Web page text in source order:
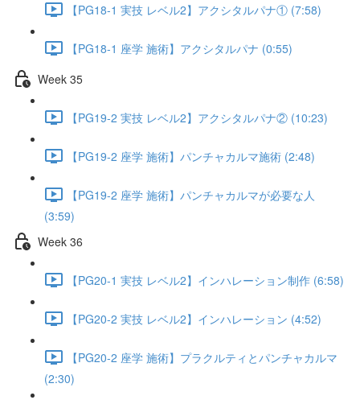
【PG18-1 実技 レベル2】アクシタルパナ① (7:58)
【PG18-1 座学 施術】アクシタルパナ (0:55)
Week 35
【PG19-2 実技 レベル2】アクシタルパナ② (10:23)
【PG19-2 座学 施術】パンチャカルマ施術 (2:48)
【PG19-2 座学 施術】パンチャカルマが必要な人
(3:59)
Week 36
【PG20-1 実技 レベル2】インハレーション制作 (6:58)
【PG20-2 実技 レベル2】インハレーション (4:52)
【PG20-2 座学 施術】プラクルティとパンチャカルマ
(2:30)